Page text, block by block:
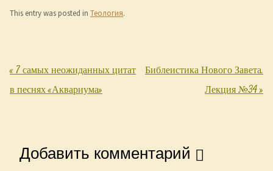
This entry was posted in Теология.
Post navigation
«7 самых неожиданных цитат
в песнях «Аквариума»
Библеистика Нового Завета.
Лекция №34»
Добавить комментарий